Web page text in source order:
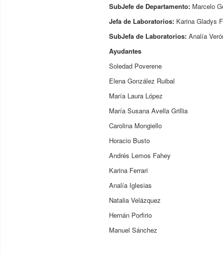
SubJefe de Departamento: Marcelo
Jefa de Laboratorios: Karina Gladys
SubJefa de Laboratorios: Analía
Ayudantes
Soledad Poverene
Elena González Ruibal
María Laura López
María Susana Avella Grillia
Carolina Mongiello
Horacio Busto
Andrés Lemos Fahey
Karina Ferrari
Analía Iglesias
Natalia Velázquez
Hernán Porfirio
Manuel Sánchez